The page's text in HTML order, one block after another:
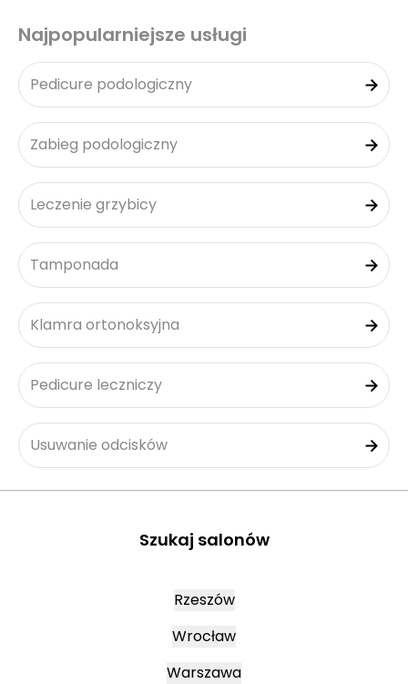
Najpopularniejsze usługi
Pedicure podologiczny
Zabieg podologiczny
Leczenie grzybicy
Tamponada
Klamra ortonoksyjna
Pedicure leczniczy
Usuwanie odcisków
Szukaj salonów
Rzeszów
Wrocław
Warszawa